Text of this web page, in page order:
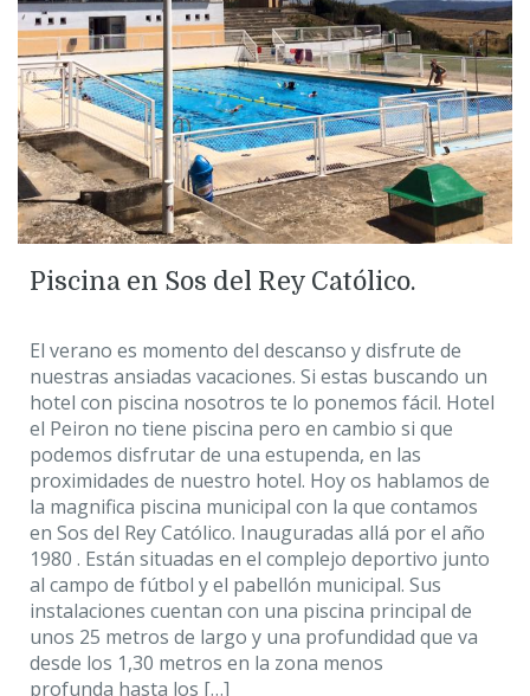
Piscina en Sos del Rey Católico.
El verano es momento del descanso y disfrute de
nuestras ansiadas vacaciones. Si estas buscando un
hotel con piscina nosotros te lo ponemos fácil. Hotel
el Peiron no tiene piscina pero en cambio si que
podemos disfrutar de una estupenda, en las
proximidades de nuestro hotel. Hoy os hablamos de
la magnifica piscina municipal con la que contamos
en Sos del Rey Católico. Inauguradas allá por el año
1980 . Están situadas en el complejo deportivo junto
al campo de fútbol y el pabellón municipal. Sus
instalaciones cuentan con una piscina principal de
unos 25 metros de largo y una profundidad que va
desde los 1,30 metros en la zona menos
profunda hasta los […]